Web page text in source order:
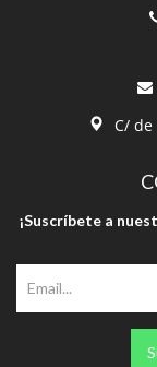
C/ de
¡Suscríbete a